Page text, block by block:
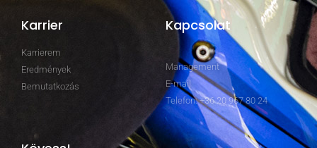
Karrier
Karrierem
Eredmények
Bemutatkozás
Kapcsolat
Management
E-mail
Telefon: +36 20 967 80 24